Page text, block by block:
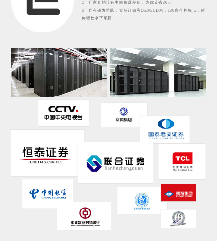
2、厂家直销没有中间商赚差价，为你节省30%
3、自有研发团队，支持订做和OEM/ODM；130多个控标点，帮
你轻松拿下项目